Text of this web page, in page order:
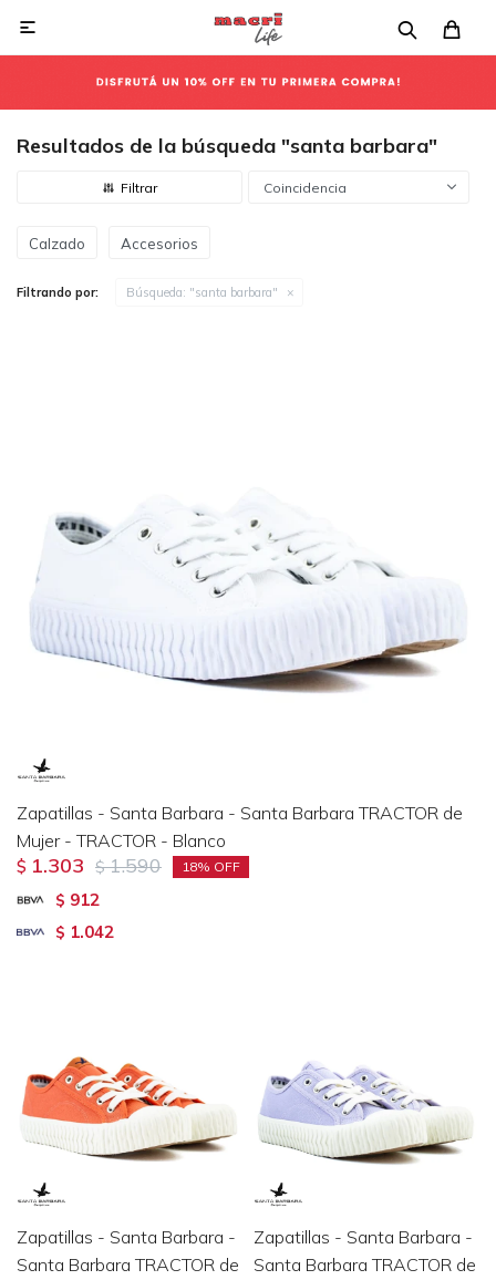

Resultados de la búsqueda "santa barbara"
Coincidencia
Calzado Accesorios
Filtrando por: Búsqueda: "santa barbara"
Zapatillas - Santa Barbara - Santa Barbara TRACTOR de
Mujer - TRACTOR - Blanco
$ 1.303 $ 1.590 18
$ 912
$ 1.042
Zapatillas - Santa Barbara -
Santa Barbara TRACTOR de
Zapatillas - Santa Barbara -
Santa Barbara TRACTOR de